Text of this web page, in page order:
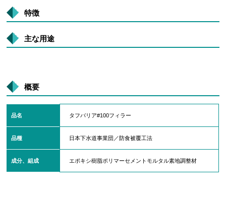
特徴
主な用途
概要
品名 タフバリア#100フィラー
品種 日本下水道事業団／防食被覆工法
成分、組成 エポキシ樹脂ポリマーセメントモルタル素地調整材